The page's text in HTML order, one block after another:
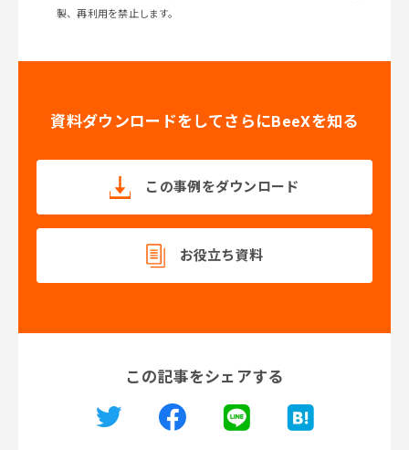
製、再利用を禁止します。
資料ダウンロードをしてさらにBeeXを知る
この事例をダウンロード
お役立ち資料
この記事をシェアする